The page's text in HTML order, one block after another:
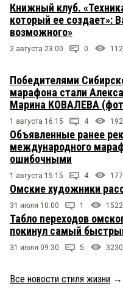
Книжный клуб.
который ее создает»:
возможного»
2 августа 23:00 0
Победителями
марафона стали
Марина КОВАЛЕВА
1 августа 16:15 4
Объявленные ранее
международного
ошибочными
1 августа 15:15 4
Омские художники
31 июля 10:00 1 1522
Табло переходов
покинул самый
31 июля 09:30 5 3230
Все новости стиля жизни →